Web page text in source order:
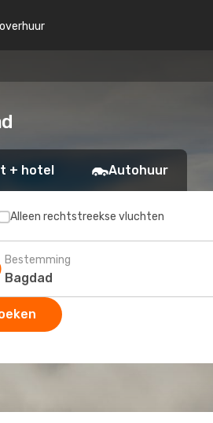
+ hotel Autohuur
Alleen rechtstreekse vluchten
Bestemming